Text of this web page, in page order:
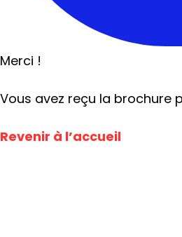
Merci !
Vous avez reçu la brochure
Revenir à l’accueil